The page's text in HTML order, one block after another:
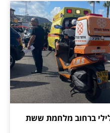
ברחוב מלחמת ששת